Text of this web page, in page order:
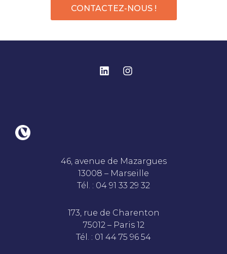
CONTACTEZ-NOUS !
46, avenue de Mazargues
13008 – Marseille
Tél. : 04 91 33 29 32
173, rue de Charenton
75012 – Paris 12
Tél. : 01 44 75 96 54